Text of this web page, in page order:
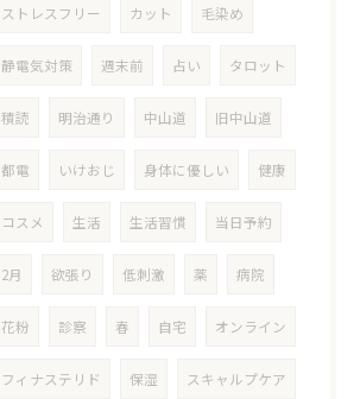
ストレスフリー カット 毛染め
静電気対策 週末前 占い タロット
積読 明治通り 中山道 旧中山道
都電 いけおじ 身体に優しい 健康
コスメ 生活 生活習慣 当日予約
2月 欲張り 低刺激 薬 病院
花粉 診察 春 自宅 オンライン
フィナステリド 保湿 スキャルプケア